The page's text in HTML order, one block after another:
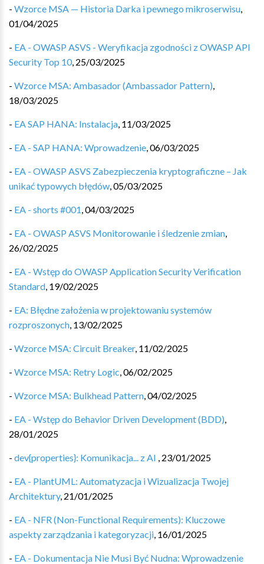
- Wzorce MSA — Historia Darka i pewnego mikroserwisu,
01/04/2025
- EA - OWASP ASVS - Weryfikacja zgodności z OWASP API
Security Top 10, 25/03/2025
- Wzorce MSA: Ambasador (Ambassador Pattern),
18/03/2025
- EA SAP HANA: Instalacja, 11/03/2025
- EA - SAP HANA: Wprowadzenie,06/03/2025
- EA - OWASP ASVS Zabezpieczenia kryptograficzne – Jak
unikać typowych błędów,05/03/2025
- EA - shorts #001,04/03/2025
- EA - OWASP ASVS Monitorowanie i śledzenie zmian,
26/02/2025
- EA - Wstęp do OWASP Application Security Verification
Standard, 19/02/2025
- EA: Błędne założenia w projektowaniu systemów
rozproszonych, 13/02/2025
- Wzorce MSA: Circuit Breaker, 11/02/2025
- Wzorce MSA: Retry Logic,06/02/2025
- Wzorce MSA: Bulkhead Pattern,04/02/2025
- EA - Wstęp do Behavior Driven Development (BDD),
28/01/2025
- dev{properties}: Komunikacja... z AI , 23/01/2025
- EA - PlantUML: Automatyzacja i Wizualizacja Twojej
Architektury, 21/01/2025
- EA - NFR (Non-Functional Requirements): Kluczowe
aspekty zarządzania i kategoryzacji, 16/01/2025
- EA - Dokumentacja Nie Musi Być Nudna: Wprowadzenie